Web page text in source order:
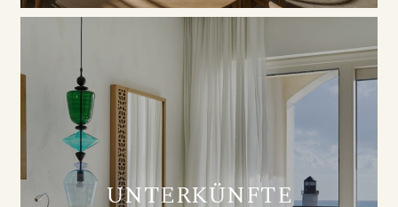
UNTERKÜNFTE